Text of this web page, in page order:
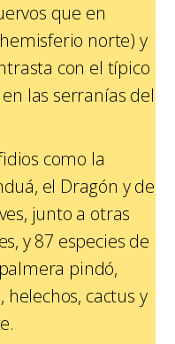
que en
norte) y
con el típico
las serranías del
como la
el Dragón y de
junto a otras
y 87 especies de
pindó,
cactus y